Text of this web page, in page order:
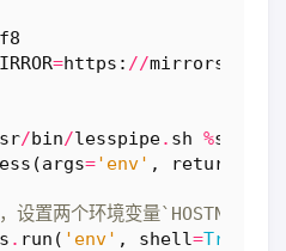
=https : //mirrors
/bin/lesspipe. sh %s
(args='env' , returncode
设置两个环境变量`HOSTNAME`
. run ( 'env' , shell=True